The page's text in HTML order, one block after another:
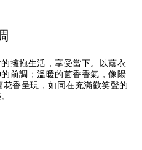
擁抱生活，享受當下。以薰衣
前調；溫暖的茴香香氣，像陽
香呈現，如同在充滿歡笑聲的